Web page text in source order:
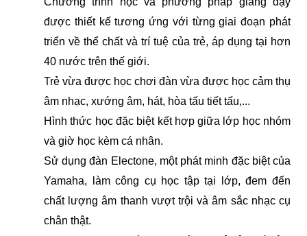
được thiết kế tương ứng với từng giai đoạn phát
triển về thể chất và trí tuệ của trẻ, áp dụng tại hơn
40 nước trên thế giới.
Trẻ vừa được học chơi đàn vừa được học cảm thụ
âm nhạc, xướng âm, hát, hòa tấu tiết tấu,...
Hình thức học đặc biệt kết hợp giữa lớp học nhóm
và giờ học kèm cá nhân.
Sử dụng đàn Electone, một phát minh đặc biệt của
Yamaha, làm công cụ học tập tại lớp, đem đến
chất lượng âm thanh vượt trội và âm sắc nhạc cụ
chân thật.